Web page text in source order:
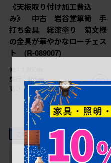
《天板取り付け加工費込
み》 中古 岩谷堂箪笥 手
打ち金具 総漆塗り 菊文様
の金具が華やかなローチェス
ト (R-089007)
幅：1,060㎜
奥行：465㎜
高さ：690㎜
これからリペア予定品